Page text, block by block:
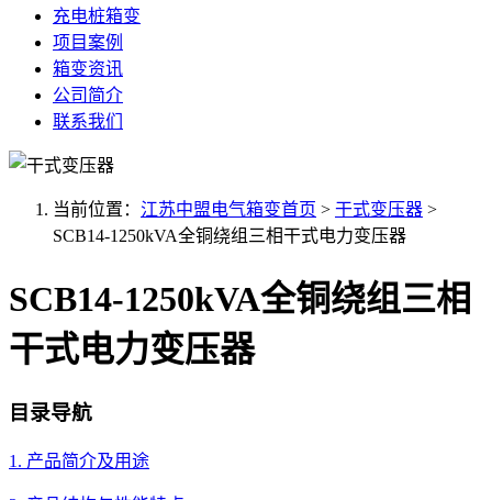
充电桩箱变
项目案例
箱变资讯
公司简介
联系我们
当前位置： 江苏中盟电气箱变首页 > 干式变压器 >
SCB14-1250kVA全铜绕组三相干式电力变压器
SCB14-1250kVA全铜绕组三相
干式电力变压器
目录导航
1. 产品简介及用途